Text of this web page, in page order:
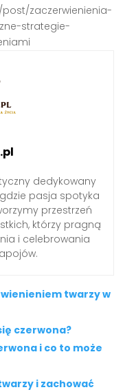
zaczerwienienia-
strategie-
dedykowany
pasja spotyka
przestrzeń
którzy pragną
i celebrowania
twarzy w
czerwona?
i co to może
i zachować